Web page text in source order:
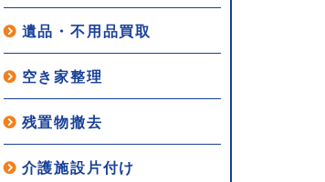
遺品・不用品買取
空き家整理
残置物撤去
介護施設片付け